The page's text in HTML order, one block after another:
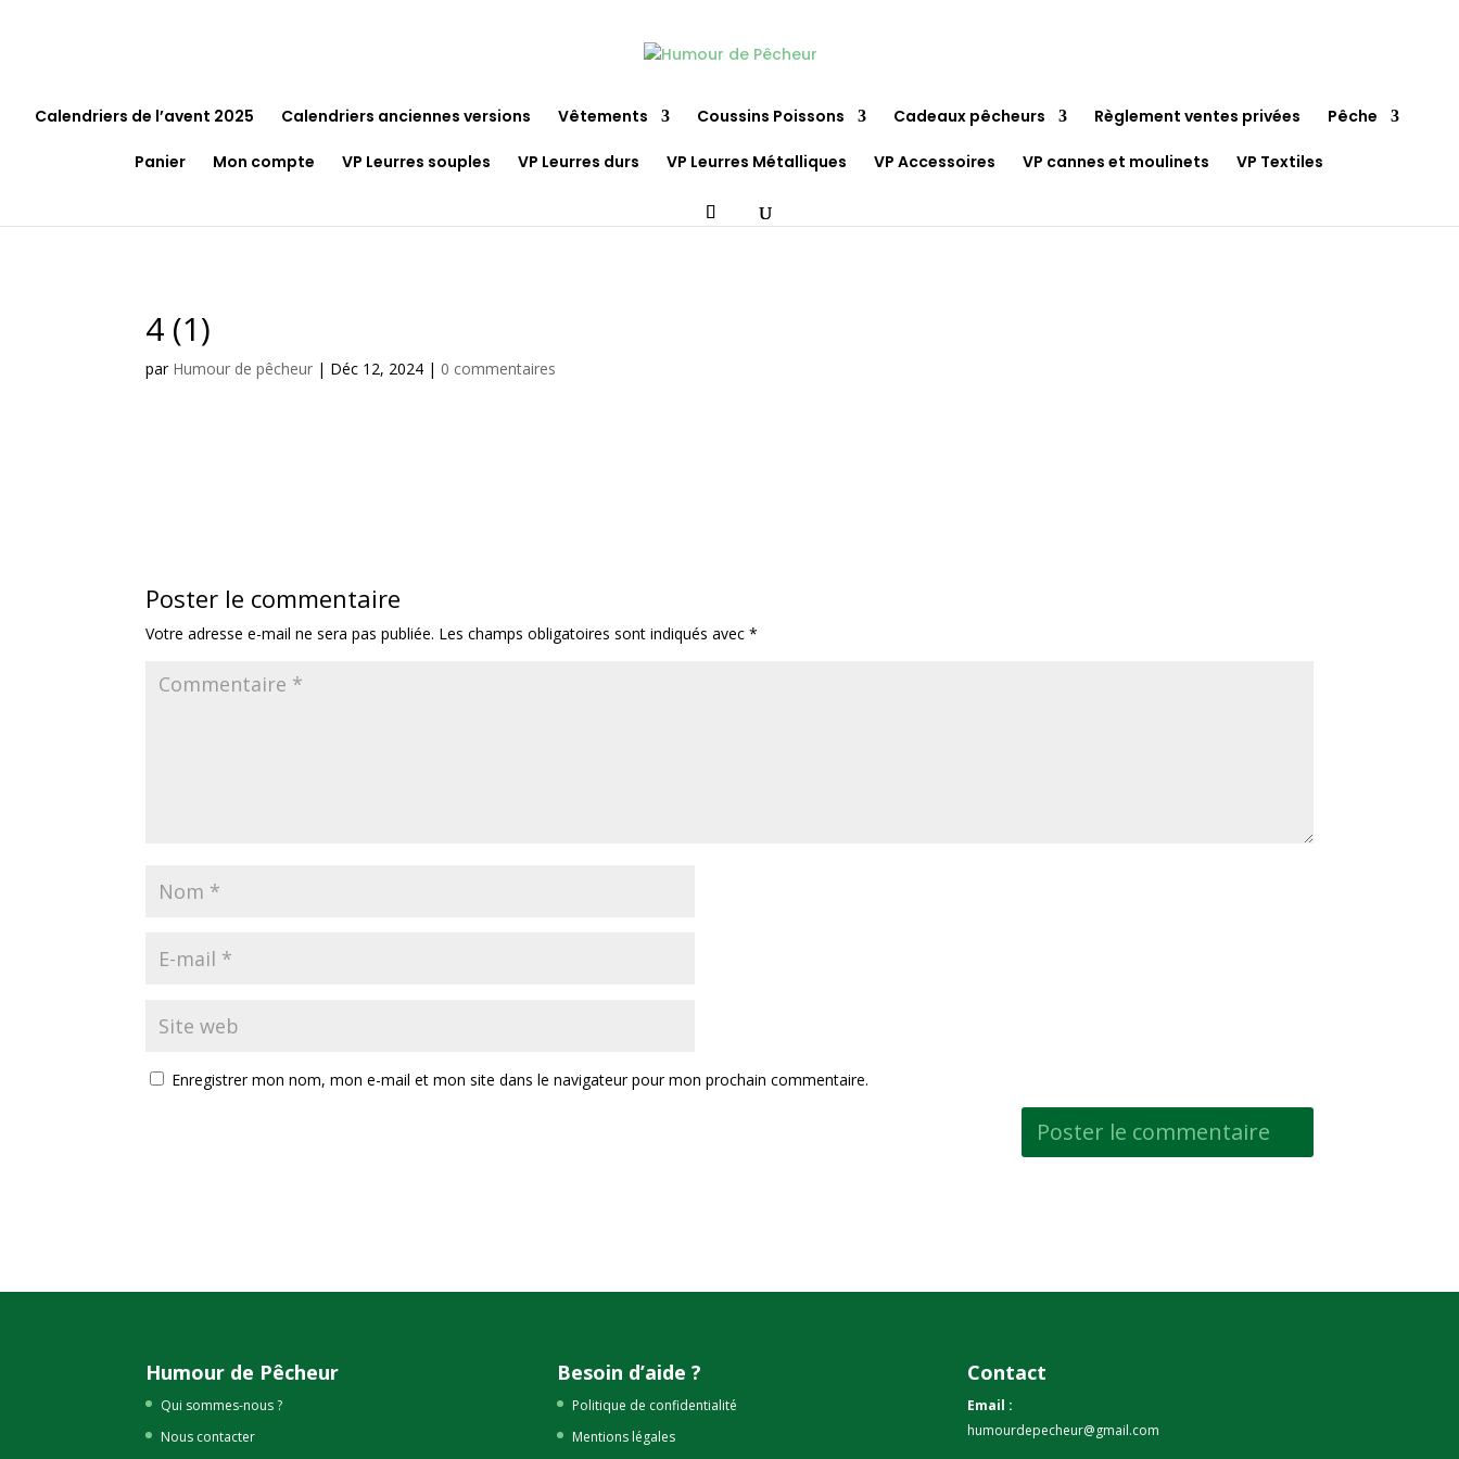
Calendriers de l’avent 2025 Calendriers anciennes versions Vêtements Coussins Poissons Cadeaux pêcheurs Règlement ventes privées Pêche
Panier Mon compte VP Leurres souples VP Leurres durs VP Leurres Métalliques VP Accessoires VP cannes et moulinets VP Textiles
4 (1)
par Humour de pêcheur | Déc 12, 2024 | 0 commentaires
Poster le commentaire
Votre adresse e-mail ne sera pas publiée. Les champs obligatoires sont indiqués avec*
Enregistrer mon nom, mon e-mail et mon site dans le navigateur pour mon prochain commentaire.
Humour de Pêcheur
Qui sommes-nous ?
Nous contacter
Besoin d’aide ?
Politique de confidentialité
Mentions légales
Contact
Email :
humourdepecheur@gmail.com